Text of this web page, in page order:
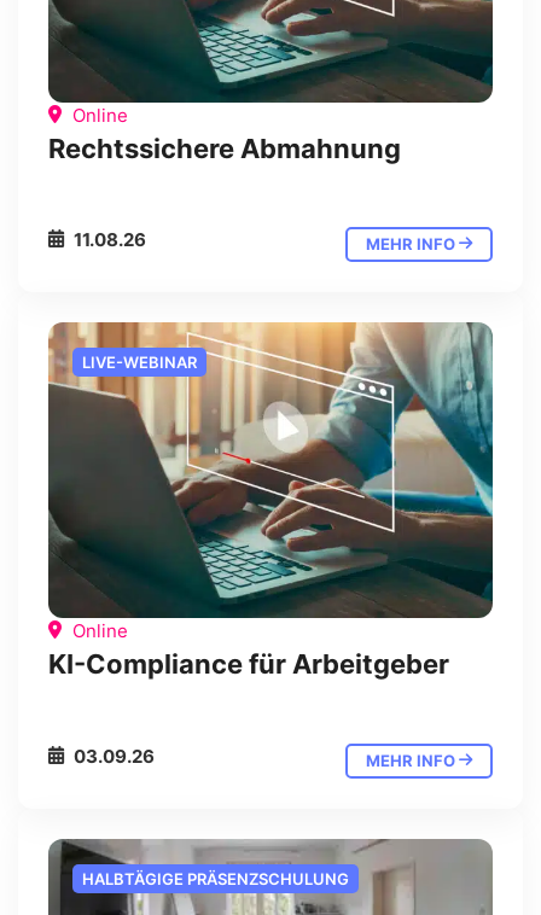
Online
Rechtssichere Abmahnung
11.08.26 MEHR INFO
LIVE-WEBINAR
Online
KI-Compliance für Arbeitgeber
03.09.26 MEHR INFO
HALBTÄGIGE PRÄSENZSCHULUNG